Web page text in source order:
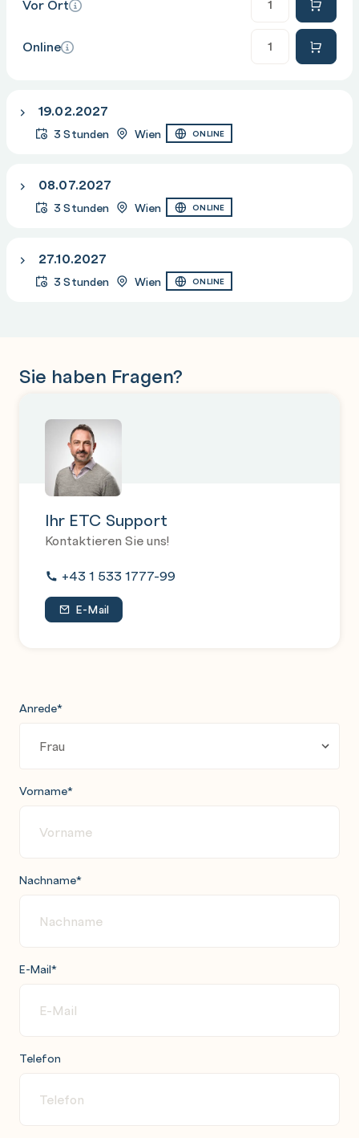
Abrufen eines Links zu Dateien in einem Team
Vor Ort
Online
19.02.2027
3 Stunden Wien ONLINE
08.07.2027
3 Stunden Wien ONLINE
27.10.2027
3 Stunden Wien ONLINE
Sie haben Fragen?
Ihr ETC Support
Kontaktieren Sie uns!
+43 1 533 1777-99
E-Mail
Anrede*
Vorname*
Nachname*
E-Mail*
Telefon